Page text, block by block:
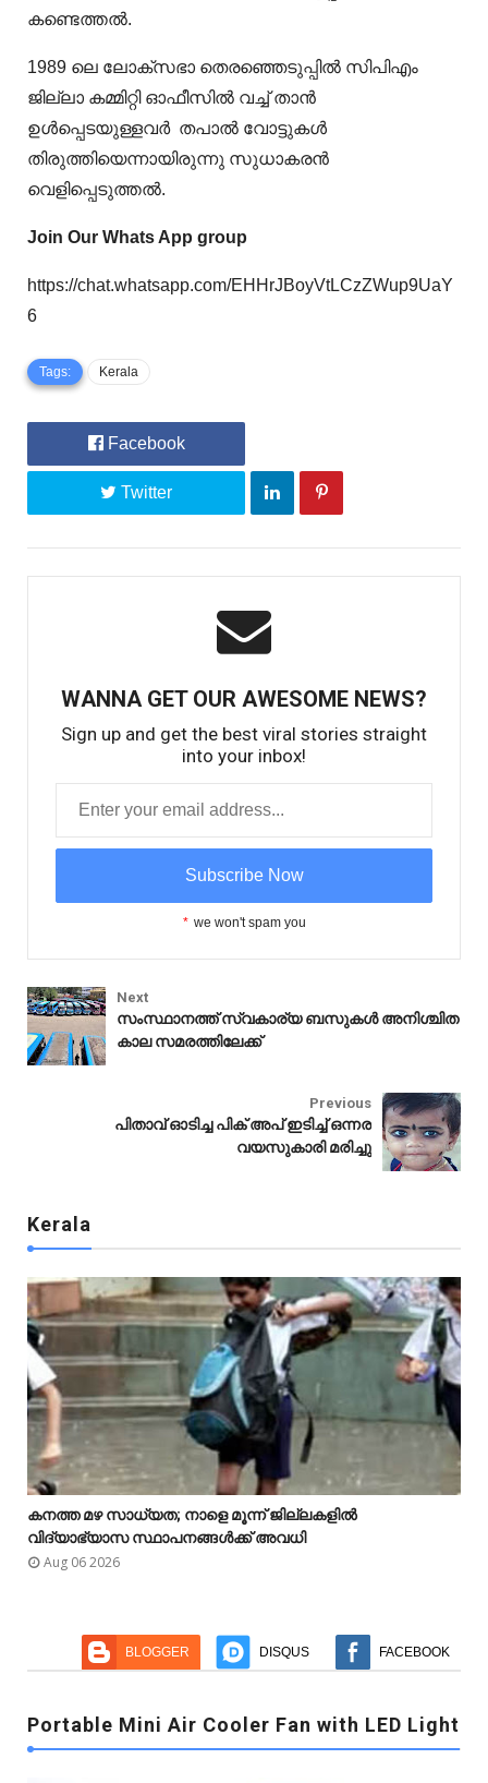
കണ്ടെത്തൽ.
1989 ലെ ലോക്സഭാ തെരഞ്ഞെടുപ്പിൽ സിപിഎം
ജില്ലാ കമ്മിറ്റി ഓഫീസിൽ വച്ച് താൻ
ഉള്‍പ്പെടയുള്ളവര്‍ തപാൽ വോട്ടുകള്‍
തിരുത്തിയെന്നായിരുന്നു സുധാകരൻ
വെളിപ്പെടുത്തൽ.
Join Our Whats App group
https://chat.whatsapp.com/EHHrJBoyVtLCzZWup9UaY
6
Tags: Kerala
Facebook
Twitter
WANNA GET OUR AWESOME NEWS?
Sign up and get the best viral stories straight
into your inbox!
* we won't spam you
Next
സംസ്ഥാനത്ത് സ്വകാര്യ ബസുകൾ അനിശ്ചിത
കാല സമരത്തിലേക്ക്
Previous
പിതാവ് ഓടിച്ച പിക് അപ് ഇടിച്ച് ഒന്നര
വയസുകാരി മരിച്ചു
Kerala
  
കനത്ത മഴ സാധ്യത; നാളെ മൂന്ന് ജില്ലകളിൽ
വിദ്യാഭ്യാസ സ്ഥാപനങ്ങൾക്ക് അവധി
Aug 06 2026
BLOGGER DISQUS FACEBOOK
Portable Mini Air Cooler Fan with LED Light